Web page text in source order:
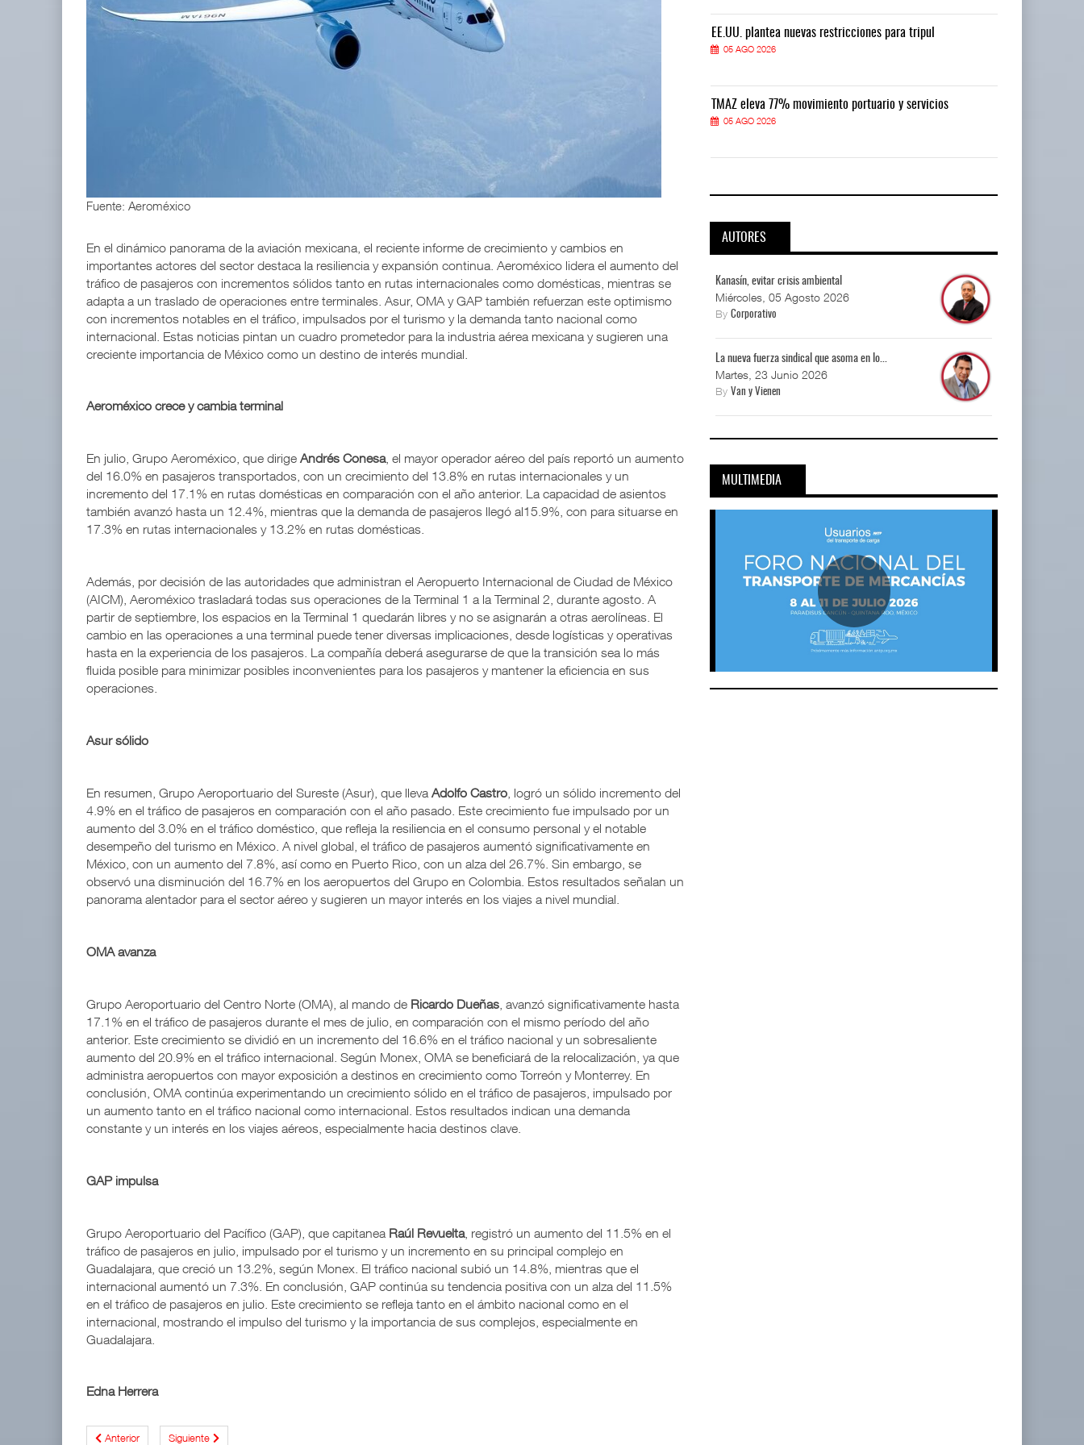
Fuente: Aeroméxico
En el dinámico panorama de la aviación mexicana, el reciente informe de crecimiento y cambios en
importantes actores del sector destaca la resiliencia y expansión continua. Aeroméxico lidera el aumento del
tráfico de pasajeros con incrementos sólidos tanto en rutas internacionales como domésticas, mientras se
adapta a un traslado de operaciones entre terminales. Asur, OMA y GAP también refuerzan este optimismo
con incrementos notables en el tráfico, impulsados por el turismo y la demanda tanto nacional como
internacional. Estas noticias pintan un cuadro prometedor para la industria aérea mexicana y sugieren una
creciente importancia de México como un destino de interés mundial.
Aeroméxico crece y cambia terminal
En julio, Grupo Aeroméxico, que dirige Andrés Conesa, el mayor operador aéreo del país reportó un aumento
del 16.0% en pasajeros transportados, con un crecimiento del 13.8% en rutas internacionales y un
incremento del 17.1% en rutas domésticas en comparación con el año anterior. La capacidad de asientos
también avanzó hasta un 12.4%, mientras que la demanda de pasajeros llegó al15.9%, con para situarse en
17.3% en rutas internacionales y 13.2% en rutas domésticas.
Además, por decisión de las autoridades que administran el Aeropuerto Internacional de Ciudad de México
(AICM), Aeroméxico trasladará todas sus operaciones de la Terminal 1 a la Terminal 2, durante agosto. A
partir de septiembre, los espacios en la Terminal 1 quedarán libres y no se asignarán a otras aerolíneas. El
cambio en las operaciones a una terminal puede tener diversas implicaciones, desde logísticas y operativas
hasta en la experiencia de los pasajeros. La compañía deberá asegurarse de que la transición sea lo más
fluida posible para minimizar posibles inconvenientes para los pasajeros y mantener la eficiencia en sus
operaciones.
Asur sólido
En resumen, Grupo Aeroportuario del Sureste (Asur), que lleva Adolfo Castro , logró un sólido incremento del
4.9% en el tráfico de pasajeros en comparación con el año pasado. Este crecimiento fue impulsado por un
aumento del 3.0% en el tráfico doméstico, que refleja la resiliencia en el consumo personal y el notable
desempeño del turismo en México. A nivel global, el tráfico de pasajeros aumentó significativamente en
México, con un aumento del 7.8%, así como en Puerto Rico, con un alza del 26.7%. Sin embargo, se
observó una disminución del 16.7% en los aeropuertos del Grupo en Colombia. Estos resultados señalan un
panorama alentador para el sector aéreo y sugieren un mayor interés en los viajes a nivel mundial.
OMA avanza
Grupo Aeroportuario del Centro Norte (OMA), al mando de Ricardo Dueñas , avanzó significativamente hasta
17.1% en el tráfico de pasajeros durante el mes de julio, en comparación con el mismo período del año
anterior. Este crecimiento se dividió en un incremento del 16.6% en el tráfico nacional y un sobresaliente
aumento del 20.9% en el tráfico internacional. Según Monex, OMA se beneficiará de la relocalización, ya que
administra aeropuertos con mayor exposición a destinos en crecimiento como Torreón y Monterrey. En
conclusión, OMA continúa experimentando un crecimiento sólido en el tráfico de pasajeros, impulsado por
un aumento tanto en el tráfico nacional como internacional. Estos resultados indican una demanda
constante y un interés en los viajes aéreos, especialmente hacia destinos clave.
GAP impulsa
Grupo Aeroportuario del Pacífico (GAP), que capitanea Raúl Revuelta, registró un aumento del 11.5% en el
tráfico de pasajeros en julio, impulsado por el turismo y un incremento en su principal complejo en
Guadalajara, que creció un 13.2%, según Monex. El tráfico nacional subió un 14.8%, mientras que el
internacional aumentó un 7.3%. En conclusión, GAP continúa su tendencia positiva con un alza del 11.5%
en el tráfico de pasajeros en julio. Este crecimiento se refleja tanto en el ámbito nacional como en el
internacional, mostrando el impulso del turismo y la importancia de sus complejos, especialmente en
Guadalajara.
Edna Herrera
Anterior Siguiente
EE.UU. plantea nuevas restricciones para tripul
TMAZ eleva 77% movimiento portuario y servicios
EE.UU. plantea nuevas restricciones para tripul
05 AGO 2026
EE.UU. plantea nuevas restricciones para tripul
05 AGO 2026
TMAZ eleva 77% movimiento portuario y servicios
05 AGO 2026
AUTORES
Kanasín, evitar crisis ambiental
Miércoles, 05 Agosto 2026
ByCorporativo
La nueva fuerza sindical que asoma en lo...
Martes, 23 Junio 2026
ByVan y Vienen
MULTIMEDIA